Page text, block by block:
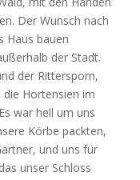
Der Wunsch nach
Haus bauen
der Stadt.
der Rittersporn,
Hortensien im
war hell um uns
Körbe packten,
und uns für
unser Schloss